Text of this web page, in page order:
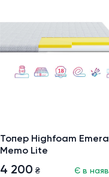
Топер Highfoam
Memo Lite
4 200 ₴ Є в